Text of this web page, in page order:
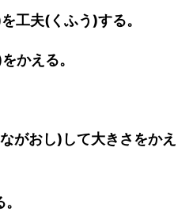
工夫(くふう)する。
かえる。
がおし)して大きさをかえ